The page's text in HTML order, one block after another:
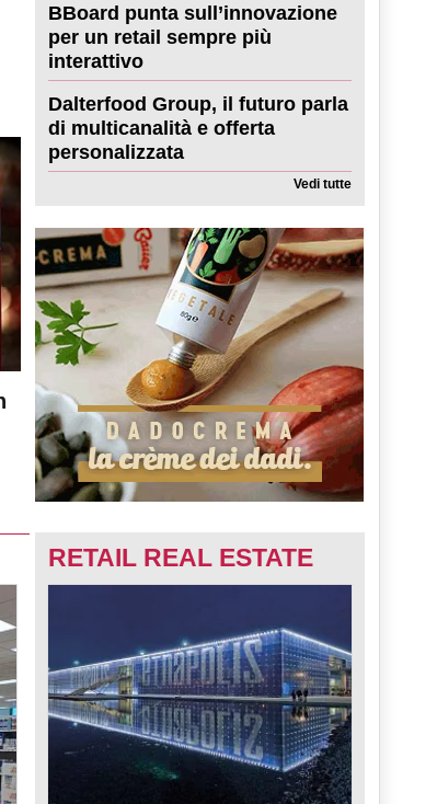
BBoard punta sull’innovazione
per un retail sempre più
interattivo
Dalterfood Group, il futuro parla
di multicanalità e offerta
personalizzata
Vedi tutte
RETAIL REAL ESTATE